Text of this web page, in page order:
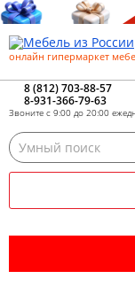
онлайн гипермаркет
8 (812) 703-88-57
8-931-366-79-63
Звоните с 9:00 до 20:00